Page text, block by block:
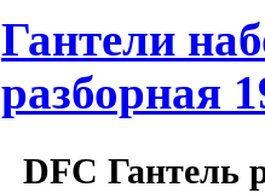
Гантели
разборная
DFC Гантель